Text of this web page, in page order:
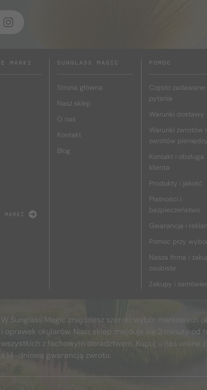
MARKI
MARKI
SUNGLASS MAGIC
Strona główna
Nasz sklep
O nas
Kontakt
Blog
POMOC
Często zadawane
pytania
Warunki dostawy
Warunki zwrotów i
zwrotów
Kontakt i obsługa
klienta
Produkty i jakość
Płatności i
bezpieczeństwo
Gwarancja i
Pomoc przy
Nasza firma i
osobiste
Zakupy i
W Sunglass Magic znajdziesz szeroki wybór markowych
i oprawek okularów. Nasz sklep znajduje się 2 minuty od
wszystkich z fachowym doradztwem. Kupuj u nas online
z 14-dniową gwarancją zwrotu.